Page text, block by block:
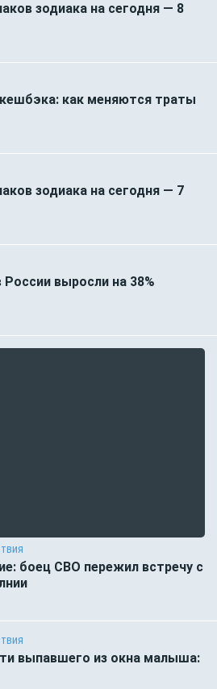
зодиака на сегодня — 8
как меняются траты
зодиака на сегодня — 7
выросли на 38%
боец СВО пережил встречу с
выпавшего из окна малыша: